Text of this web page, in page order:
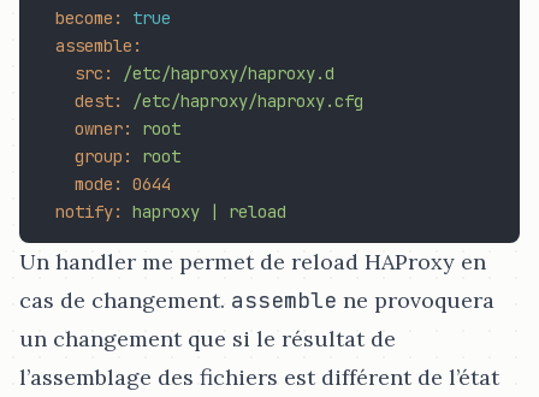
become:
true
assemble:
src:
/etc/haproxy/haproxy.d
dest:
/etc/haproxy/haproxy.cfg
owner:
root
group:
root
mode:
0644
notify:
haproxy | reload
Un handler me permet de reload HAProxy en
cas de changement. assemble ne provoquera
un changement que si le résultat de
l’assemblage des fichiers est différent de l’état